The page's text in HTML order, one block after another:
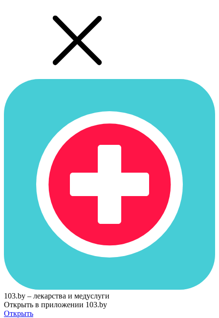
103.by – лекарства и медуслуги
Открыть в приложении 103.by
Открыть